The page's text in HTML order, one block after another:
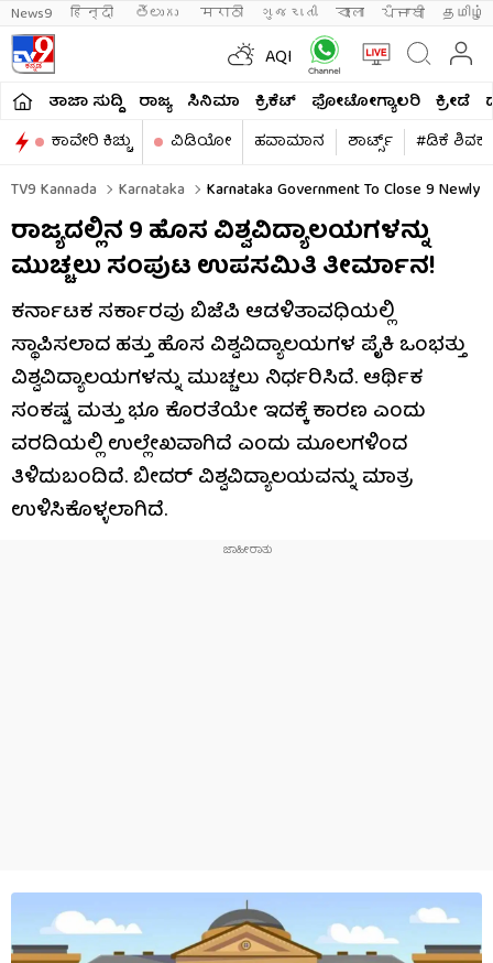
News9 हिन्दी తెలుగు मराठी ગુજરાતી বাংলা ਪੰਜਾਬੀ தமிழ்
AQI
ತಾಜಾ ಸುದ್ದಿ ರಾಜ್ಯ ಸಿನಿಮಾ ಕ್ರಿಕೆಟ್​ ಫೋಟೋಗ್ಯಾಲರಿ ಕ್ರೀಡೆ
ಕಾವೇರಿ ಕಿಚ್ಚು
ವಿಡಿಯೋ ಹವಾಮಾನ ಶಾರ್ಟ್ಸ್​
#ಡಿಕೆ
TV9 Kannada
Karnataka Karnataka Government To Close 9 Newly
ರಾಜ್ಯದಲ್ಲಿನ 9 ಹೊಸ ವಿಶ್ವವಿದ್ಯಾಲಯಗಳನ್ನು
ಮುಚ್ಚಲು ಸಂಪುಟ ಉಪಸಮಿತಿ ತೀರ್ಮಾನ!
ಕರ್ನಾಟಕ ಸರ್ಕಾರವು ಬಿಜೆಪಿ ಆಡಳಿತಾವಧಿಯಲ್ಲಿ
ಸ್ಥಾಪಿಸಲಾದ ಹತ್ತು ಹೊಸ ವಿಶ್ವವಿದ್ಯಾಲಯಗಳ ಪೈಕಿ ಒಂಭತ್ತು
ವಿಶ್ವವಿದ್ಯಾಲಯಗಳನ್ನು ಮುಚ್ಚಲು ನಿರ್ಧರಿಸಿದೆ. ಆರ್ಥಿಕ
ಸಂಕಷ್ಟ ಮತ್ತು ಭೂ ಕೊರತೆಯೇ ಇದಕ್ಕೆ ಕಾರಣ ಎಂದು
ವರದಿಯಲ್ಲಿ ಉಲ್ಲೇಖವಾಗಿದೆ ಎಂದು ಮೂಲಗಳಿಂದ
ತಿಳಿದುಬಂದಿದೆ. ಬೀದರ್ ವಿಶ್ವವಿದ್ಯಾಲಯವನ್ನು ಮಾತ್ರ
ಉಳಿಸಿಕೊಳ್ಳಲಾಗಿದೆ.